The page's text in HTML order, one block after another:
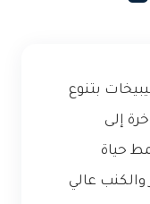
بتنوع
إلى
حياة
عالي